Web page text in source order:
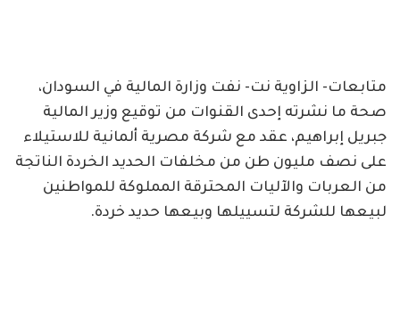
متابعات- الزاوية نت- نفت وزارة المالية في السودان،
صحة ما نشرته إحدى القنوات من توقيع وزير المالية
جبريل إبراهيم، عقد مع شركة مصرية ألمانية للاستيلاء
على نصف مليون طن من مخلفات الحديد الخردة الناتجة
من العربات والآليات المحترقة المملوكة للمواطنين
لبيعها للشركة لتسييلها وبيعها حديد خردة.